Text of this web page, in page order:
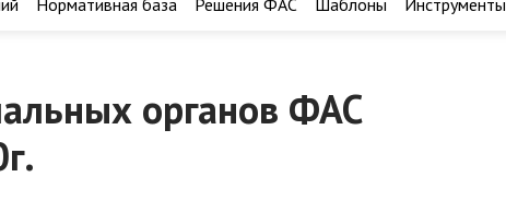
Нормативная база Решения ФАС Шаблоны Инструменты
органов ФАС